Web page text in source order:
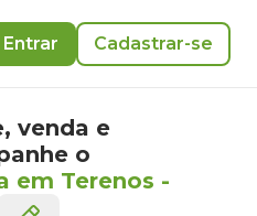
Entrar Cadastrar-se
venda e
o
em Terenos -